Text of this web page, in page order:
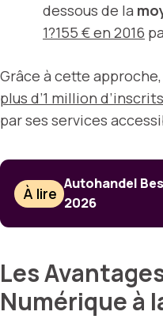
dessous de la
1?155 € en 2016
Grâce à cette
plus d’1 million d’inscrits
par ses services
À lire
Autohandel
2026
Les
Numérique à